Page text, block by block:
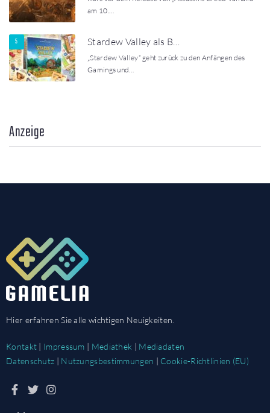
am 10.…
Stardew Valley als B…
„Stardew Valley“ geht zurück zu den Anfängen des
Gamings und…
Anzeige
Hier erfahren Sie alle wichtigen Neuigkeiten.
Kontakt | Impressum | Mediathek | Mediadaten
Datenschutz | Nutzungsbestimmungen | Cookie-Richtlinien (EU)